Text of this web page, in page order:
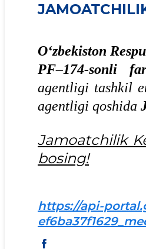
O‘zbekiston
PF–174-sonli
agentligi tashkil
agentligi qoshida
Jamoatchilik
bosing!
https://api-